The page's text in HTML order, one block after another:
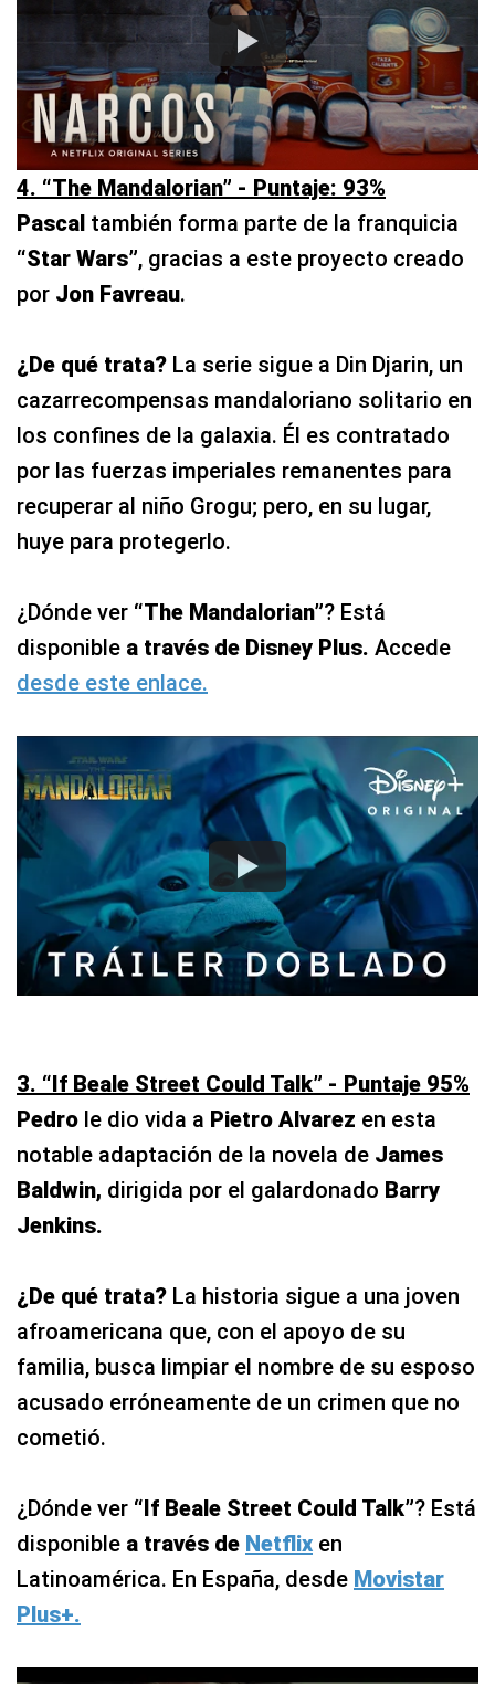
4. “The Mandalorian” - Puntaje: 93%
Pascal también forma parte de la franquicia
“Star Wars”, gracias a este proyecto creado
por Jon Favreau.
¿De qué trata? La serie sigue a Din Djarin, un
cazarrecompensas mandaloriano solitario en
los confines de la galaxia. Él es contratado
por las fuerzas imperiales remanentes para
recuperar al niño Grogu; pero, en su lugar,
huye para protegerlo.
¿Dónde ver “The Mandalorian”? Está
disponible a través de Disney Plus. Accede
desde este enlace.
3. “If Beale Street Could Talk” - Puntaje 95%
Pedro le dio vida a Pietro Alvarez en esta
notable adaptación de la novela de James
Baldwin, dirigida por el galardonado Barry
Jenkins.
¿De qué trata? La historia sigue a una joven
afroamericana que, con el apoyo de su
familia, busca limpiar el nombre de su esposo
acusado erróneamente de un crimen que no
cometió.
¿Dónde ver “If Beale Street Could Talk”? Está
disponible a través de Netflix en
Latinoamérica. En España, desde Movistar
Plus+.